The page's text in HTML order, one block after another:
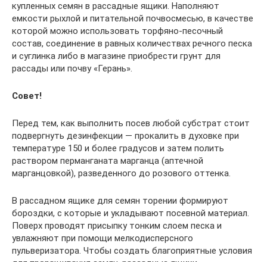
купленных семян в рассадные ящики. Наполняют
емкости рыхлой и питательной почвосмесью, в качестве
которой можно использовать торфяно-песочный
состав, соединение в равных количествах речного песка
и суглинка либо в магазине приобрести грунт для
рассады или почву «Герань».
Совет!
Перед тем, как выполнить посев любой субстрат стоит
подвергнуть дезинфекции — прокалить в духовке при
температуре 150 и более градусов и затем полить
раствором перманганата марганца (аптечной
марганцовкой), разведенного до розового оттенка.
В рассадном ящике для семян торении формируют
бороздки, с которые и укладывают посевной материал.
Поверх проводят присыпку тонким слоем песка и
увлажняют при помощи мелкодисперсного
пульверизатора. Чтобы создать благоприятные условия